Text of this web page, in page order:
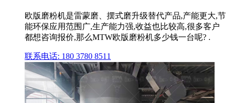
欧版磨粉机是雷蒙磨、摆式磨升级替代产品,产能更大,节
能环保应用范围广,生产能力强,收益也比较高,很多客户
都想咨询报价,那么MTW欧版磨粉机多少钱一台呢? .
联系电话: 180 3780 8511